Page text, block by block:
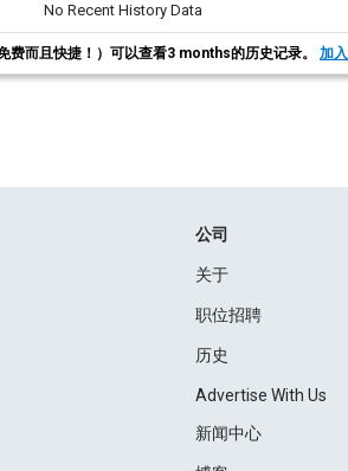
No Recent History Data
费而且快捷！）可以查看3 months的历史记录。加入
公司
关于
职位招聘
历史
Advertise With Us
新闻中心